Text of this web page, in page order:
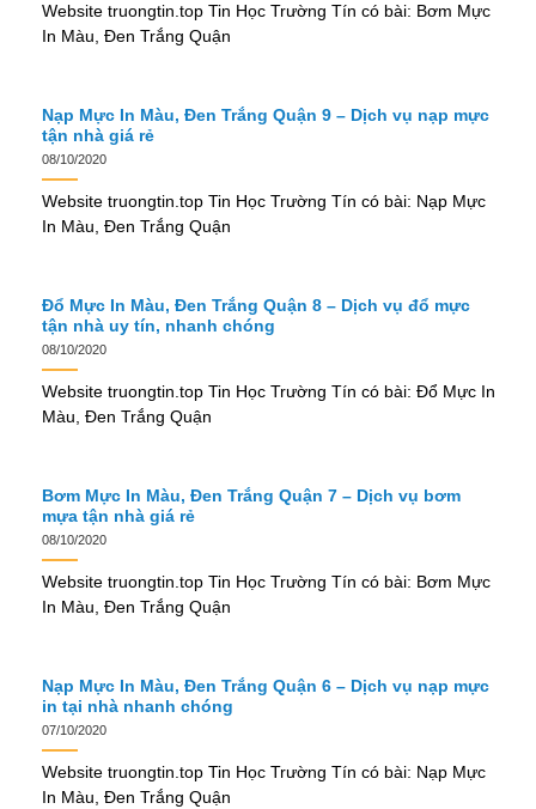
Website truongtin.top Tin Học Trường Tín có bài: Bơm Mực
In Màu, Đen Trắng Quận
Nạp Mực In Màu, Đen Trắng Quận 9 – Dịch vụ nạp mực
tận nhà giá rẻ
08/10/2020
Website truongtin.top Tin Học Trường Tín có bài: Nạp Mực
In Màu, Đen Trắng Quận
Đổ Mực In Màu, Đen Trắng Quận 8 – Dịch vụ đổ mực
tận nhà uy tín, nhanh chóng
08/10/2020
Website truongtin.top Tin Học Trường Tín có bài: Đổ Mực In
Màu, Đen Trắng Quận
Bơm Mực In Màu, Đen Trắng Quận 7 – Dịch vụ bơm
mựa tận nhà giá rẻ
08/10/2020
Website truongtin.top Tin Học Trường Tín có bài: Bơm Mực
In Màu, Đen Trắng Quận
Nạp Mực In Màu, Đen Trắng Quận 6 – Dịch vụ nạp mực
in tại nhà nhanh chóng
07/10/2020
Website truongtin.top Tin Học Trường Tín có bài: Nạp Mực
In Màu, Đen Trắng Quận